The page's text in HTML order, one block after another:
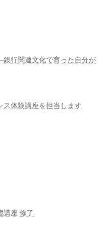
行関連文化で育った自分が
ス体験講座を担当します
講座 修了